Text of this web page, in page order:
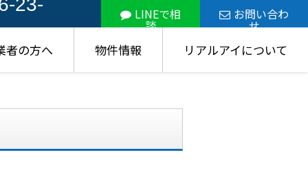
LINEで相
談
お問い合わ
せ
者の方へ 物件情報 リアルアイについて